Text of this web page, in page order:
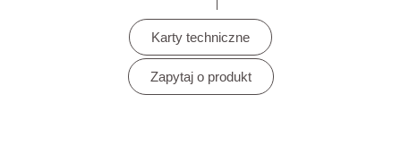
Karty techniczne
Zapytaj o produkt